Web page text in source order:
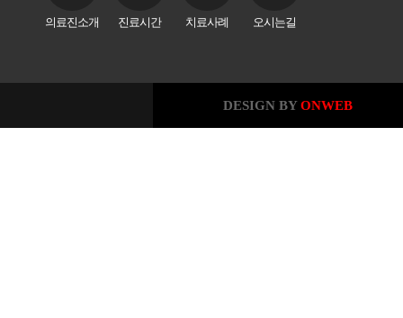
의료진소개 진료시간 치료사례 오시는길
DESIGN BYONWEB